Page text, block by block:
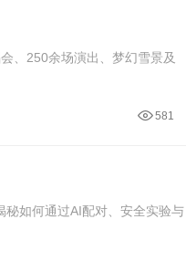
、250余场演出、梦幻雪景及
581
如何通过AI配对、安全实验与